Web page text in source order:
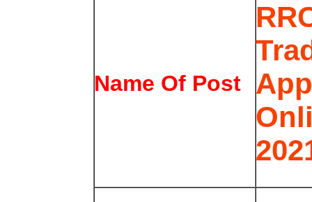
Name Of Post